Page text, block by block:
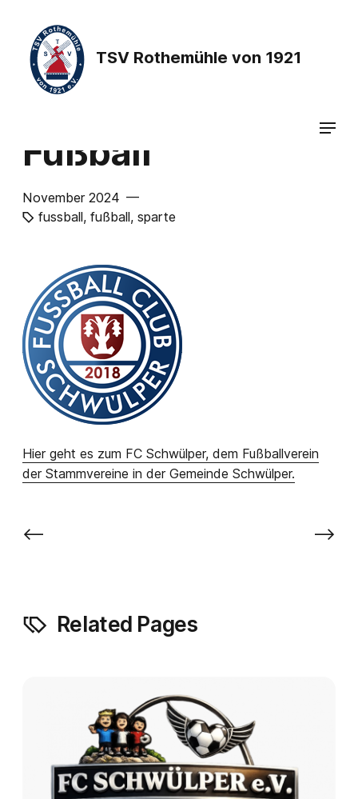
TSV Rothemühle von 1921
Fußball
November 2024 —
fussball, fußball, sparte
Hier geht es zum FC Schwülper, dem Fußballverein
der Stammvereine in der Gemeinde Schwülper.
⟵ ⟶
Related Pages